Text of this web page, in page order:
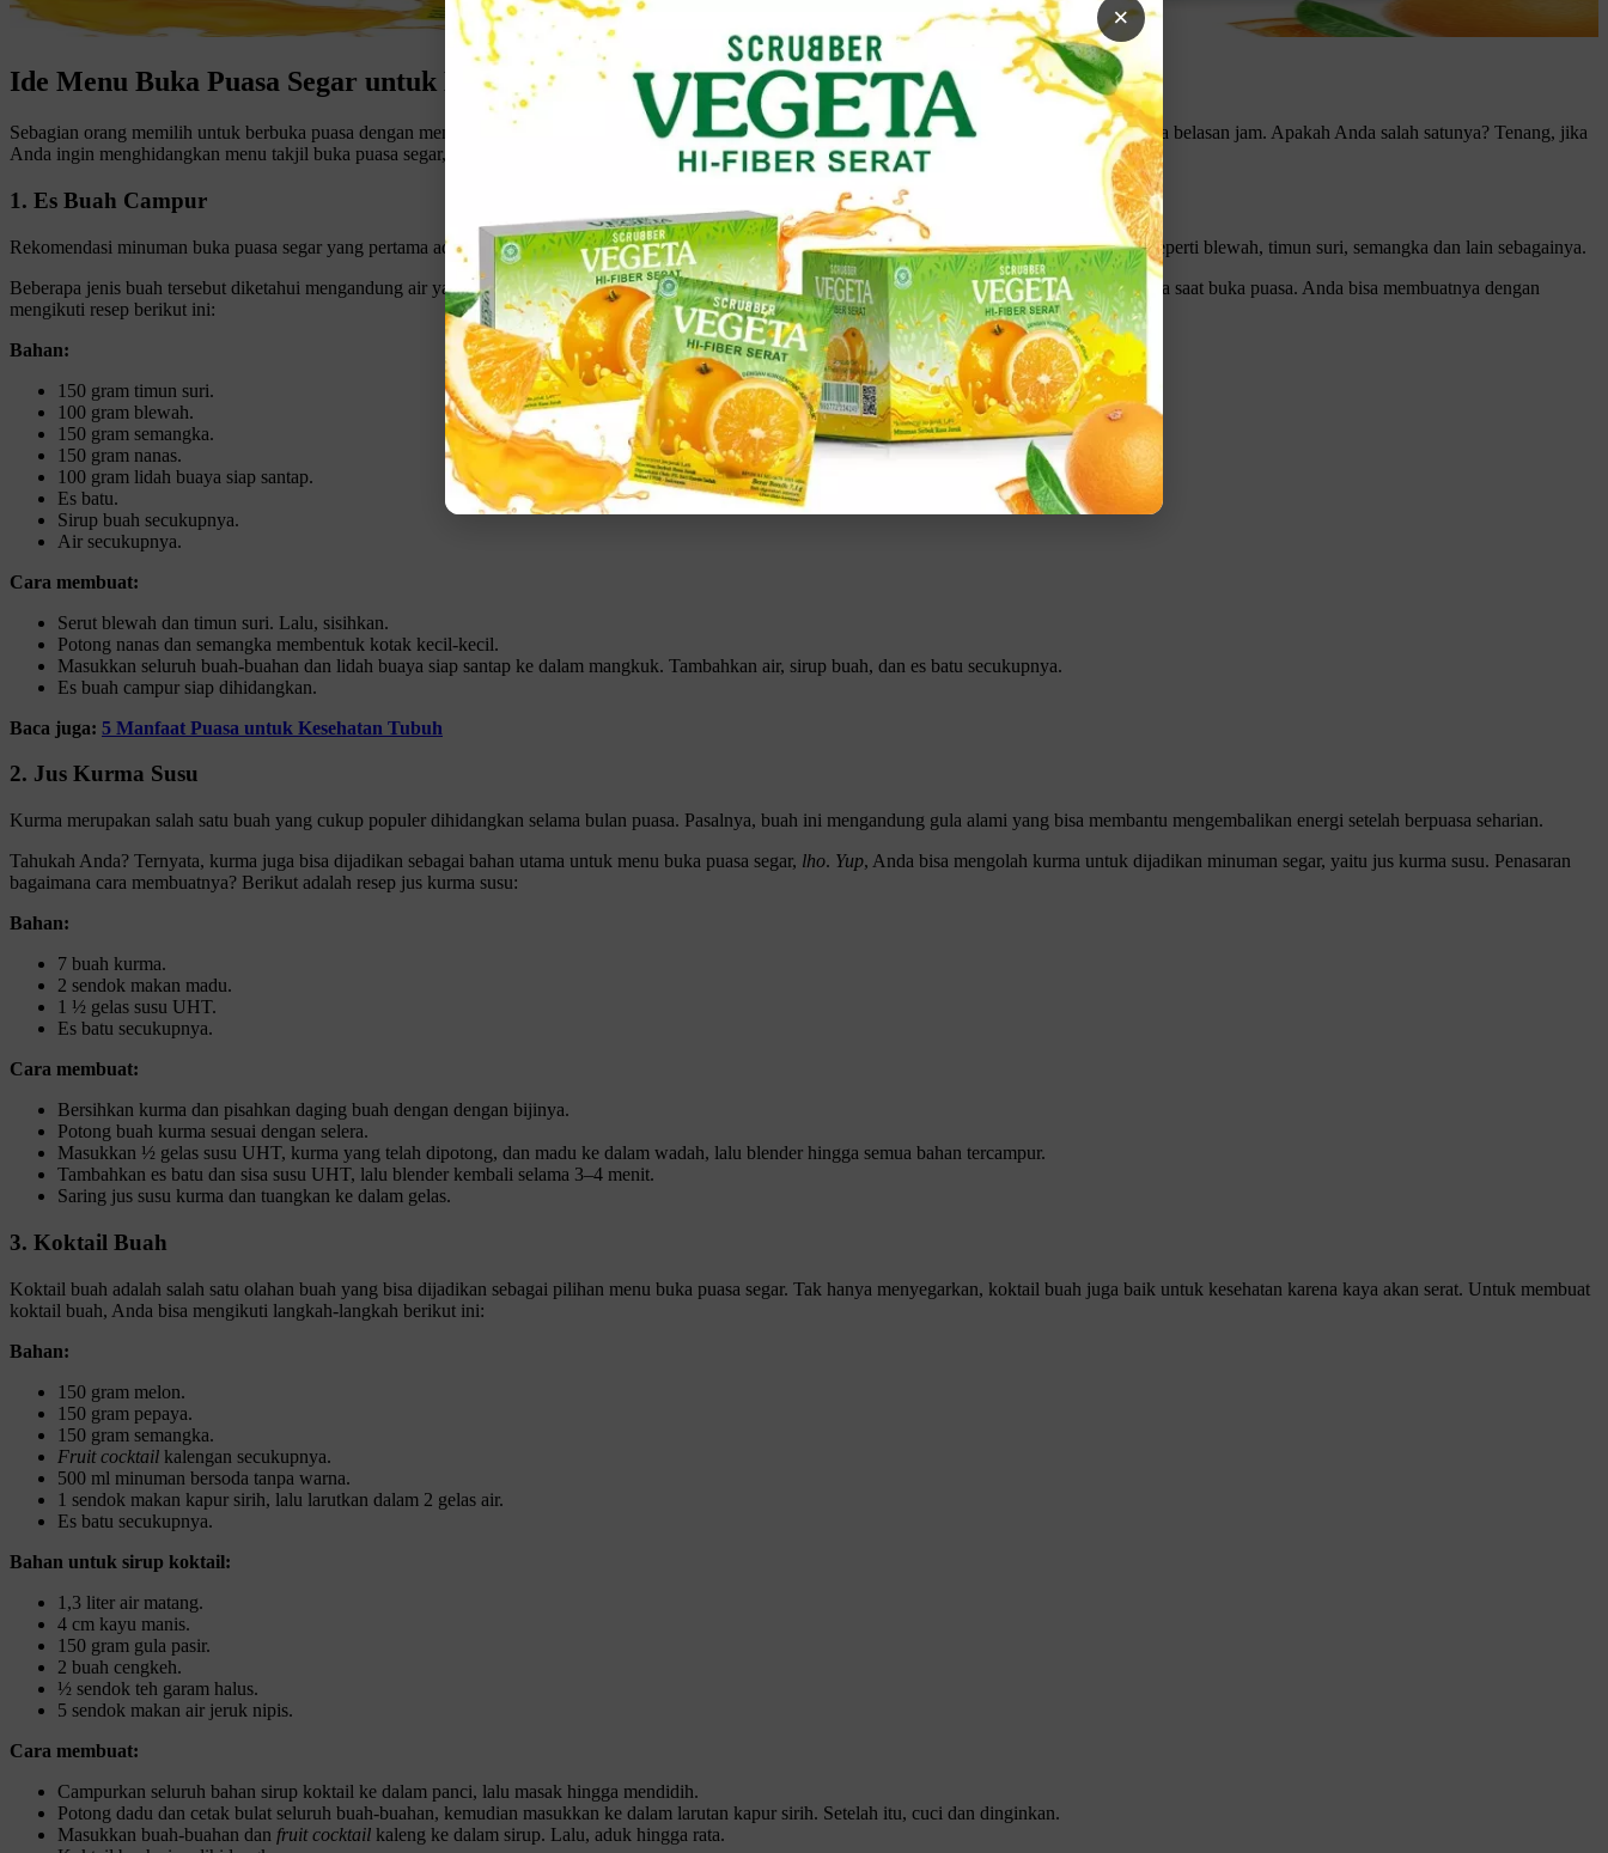
×
Ide Menu Buka Puasa Segar untuk Legakan Dahaga
Sebagian orang memilih untuk berbuka puasa dengan menu takjil yang segar dan dingin guna membantu melegakan dahaga setelah menahan haus selama belasan jam. Apakah Anda salah satunya? Tenang, jika
Anda ingin menghidangkan menu takjil buka puasa segar, berikut adalah beberapa rekomendasinya.
1. Es Buah Campur
Rekomendasi minuman buka puasa segar yang pertama adalah es buah campur. Hidangan ini bisa Anda buat dengan mencampurkan aneka jenis buah, seperti blewah, timun suri, semangka dan lain sebagainya.
Beberapa jenis buah tersebut diketahui mengandung air yang tinggi sehingga cocok dijadikan sebagai bahan utama es buah campur untuk melepas dahaga saat buka puasa. Anda bisa membuatnya dengan
mengikuti resep berikut ini:
Bahan:
150 gram timun suri.
100 gram blewah.
150 gram semangka.
150 gram nanas.
100 gram lidah buaya siap santap.
Es batu.
Sirup buah secukupnya.
Air secukupnya.
Cara membuat:
Serut blewah dan timun suri. Lalu, sisihkan.
Potong nanas dan semangka membentuk kotak kecil-kecil.
Masukkan seluruh buah-buahan dan lidah buaya siap santap ke dalam mangkuk. Tambahkan air, sirup buah, dan es batu secukupnya.
Es buah campur siap dihidangkan.
Baca juga: 5 Manfaat Puasa untuk Kesehatan Tubuh
2. Jus Kurma Susu
Kurma merupakan salah satu buah yang cukup populer dihidangkan selama bulan puasa. Pasalnya, buah ini mengandung gula alami yang bisa membantu mengembalikan energi setelah berpuasa seharian.
Tahukah Anda? Ternyata, kurma juga bisa dijadikan sebagai bahan utama untuk menu buka puasa segar, lho. Yup, Anda bisa mengolah kurma untuk dijadikan minuman segar, yaitu jus kurma susu. Penasaran
bagaimana cara membuatnya? Berikut adalah resep jus kurma susu:
Bahan:
7 buah kurma.
2 sendok makan madu.
1 ½ gelas susu UHT.
Es batu secukupnya.
Cara membuat:
Bersihkan kurma dan pisahkan daging buah dengan dengan bijinya.
Potong buah kurma sesuai dengan selera.
Masukkan ½ gelas susu UHT, kurma yang telah dipotong, dan madu ke dalam wadah, lalu blender hingga semua bahan tercampur.
Tambahkan es batu dan sisa susu UHT, lalu blender kembali selama 3–4 menit.
Saring jus susu kurma dan tuangkan ke dalam gelas.
3. Koktail Buah
Koktail buah adalah salah satu olahan buah yang bisa dijadikan sebagai pilihan menu buka puasa segar. Tak hanya menyegarkan, koktail buah juga baik untuk kesehatan karena kaya akan serat. Untuk membuat
koktail buah, Anda bisa mengikuti langkah-langkah berikut ini:
Bahan:
150 gram melon.
150 gram pepaya.
150 gram semangka.
Fruit cocktail kalengan secukupnya.
500 ml minuman bersoda tanpa warna.
1 sendok makan kapur sirih, lalu larutkan dalam 2 gelas air.
Es batu secukupnya.
Bahan untuk sirup koktail:
1,3 liter air matang.
4 cm kayu manis.
150 gram gula pasir.
2 buah cengkeh.
½ sendok teh garam halus.
5 sendok makan air jeruk nipis.
Cara membuat:
Campurkan seluruh bahan sirup koktail ke dalam panci, lalu masak hingga mendidih.
Potong dadu dan cetak bulat seluruh buah-buahan, kemudian masukkan ke dalam larutan kapur sirih. Setelah itu, cuci dan dinginkan.
Masukkan buah-buahan dan fruit cocktail kaleng ke dalam sirup. Lalu, aduk hingga rata.